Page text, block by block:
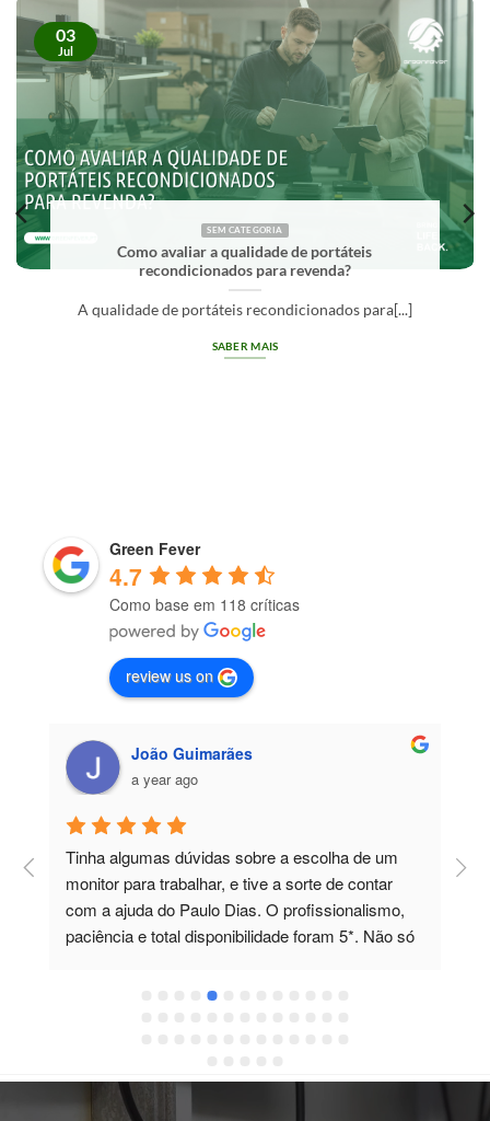
SEM CATEGORIA
Como avaliar a qualidade de portáteis
recondicionados para revenda?
A qualidade de portáteis recondicionados para[...]
SABER MAIS
03
Jul
Green Fever
4.7
Como base em 118 críticas
review us on
João Guimarães
a year ago
Tinha algumas dúvidas sobre a escolha de um
monitor para trabalhar, e tive a sorte de contar
com a ajuda do Paulo Dias. O profissionalismo,
paciência e total disponibilidade foram 5*. Não só
também me recomendou um monitor de